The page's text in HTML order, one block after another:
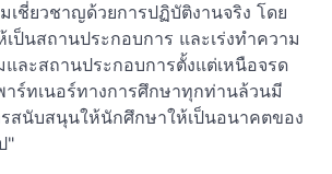
เชี่ยวชาญด้วยการปฏิบัติงานจริง โดย
เป็นสถานประกอบการ และเร่งทำความ
ละสถานประกอบการตั้งแต่เหนือจรด
าร์ทเนอร์ทางการศึกษาทุกท่านล้วนมี
รสนับสนุนให้นักศึกษาให้เป็นอนาคตของ
"